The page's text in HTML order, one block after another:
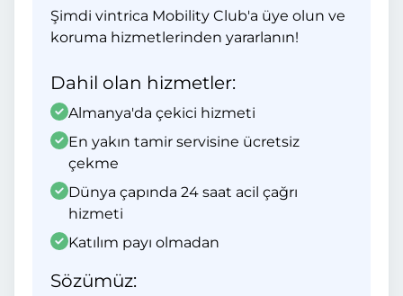
Şimdi vintrica Mobility Club'a üye olun ve
koruma hizmetlerinden yararlanın!
Dahil olan hizmetler:
Almanya'da çekici hizmeti
En yakın tamir servisine ücretsiz
çekme
Dünya çapında 24 saat acil çağrı
hizmeti
Katılım payı olmadan
Sözümüz: